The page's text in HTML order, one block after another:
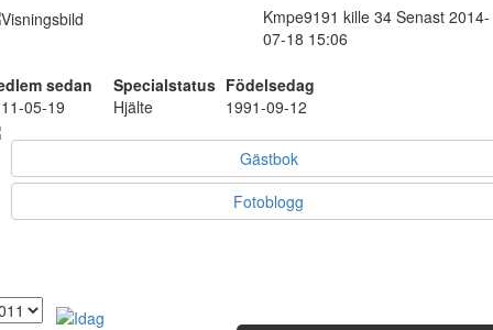
Kmpe9191 kille 34 Senast 2014-
07-18 15:06
sedan Specialstatus Födelsedag
05-19
Hjälte 1991-09-12
Gästbok
Fotoblogg